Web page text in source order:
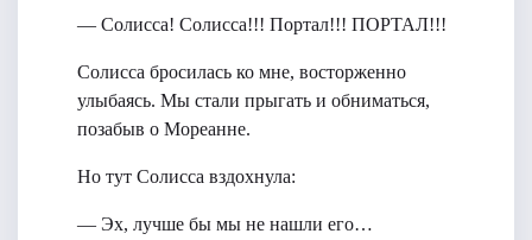
— Солисса! Солисса!!! Портал!!! ПОРТАЛ!!!
Солисса бросилась ко мне, восторженно
улыбаясь. Мы стали прыгать и обниматься,
позабыв о Мореанне.
Но тут Солисса вздохнула:
— Эх, лучше бы мы не нашли его…